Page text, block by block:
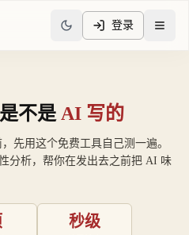
登录
不是 AI 写的
先用这个免费工具自己测一遍。
分析，帮你在发出去之前把 AI 味
秒级